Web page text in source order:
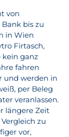
von
bis zu
in Wien
Firtasch,
kein ganz
fahren
und werden in
per Beleg
veranlassen.
längere Zeit
zu
vor,